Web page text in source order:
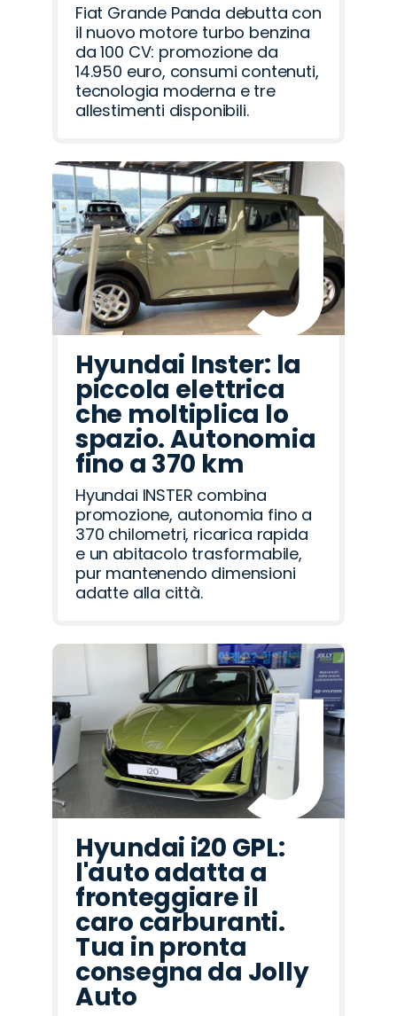
Fiat Grande Panda debutta con
il nuovo motore turbo benzina
da 100 CV: promozione da
14.950 euro, consumi contenuti,
tecnologia moderna e tre
allestimenti disponibili.
Hyundai Inster: la
piccola elettrica
che moltiplica lo
spazio. Autonomia
fino a 370 km
Hyundai INSTER combina
promozione, autonomia fino a
370 chilometri, ricarica rapida
e un abitacolo trasformabile,
pur mantenendo dimensioni
adatte alla città.
Hyundai i20 GPL:
l'auto adatta a
fronteggiare il
caro carburanti.
Tua in pronta
consegna da Jolly
Auto